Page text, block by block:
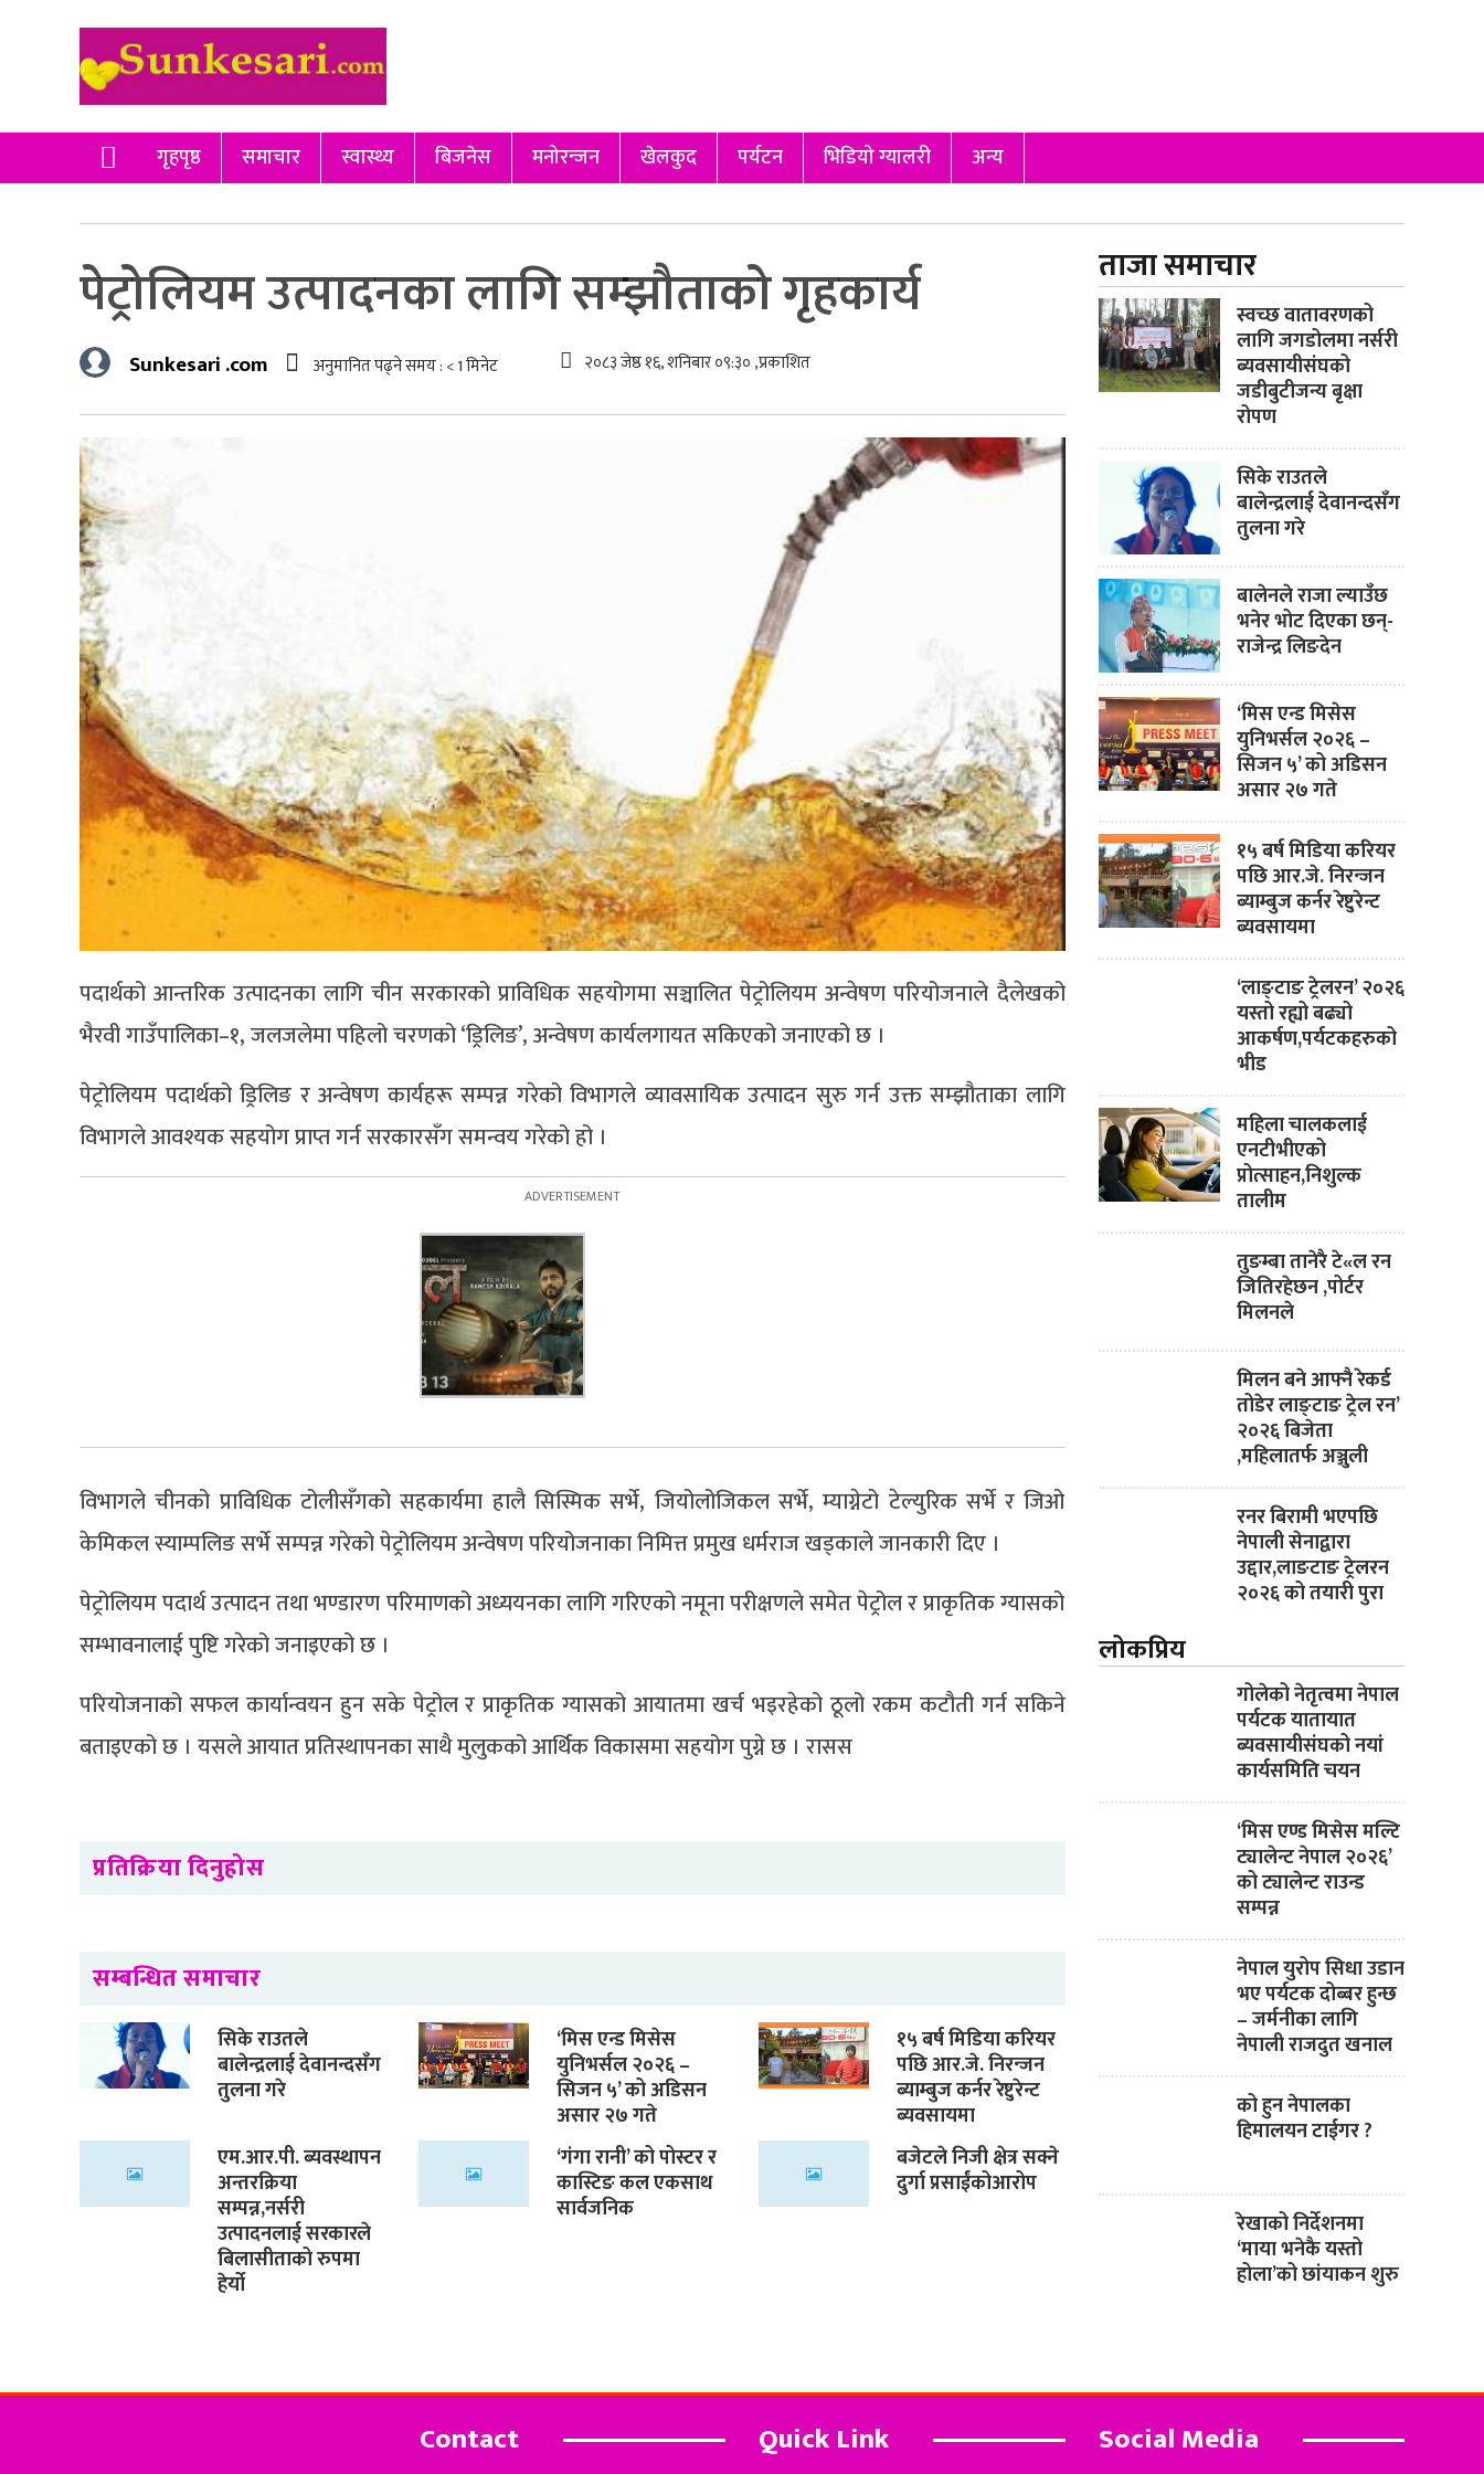
गृहपृष्ठ समाचार स्वास्थ्य बिजनेस मनोरन्जन खेलकुद पर्यटन भिडियो ग्यालरी अन्य
पेट्रोलियम उत्पादनका लागि सम्झौताको गृहकार्य
Sunkesari .com २०८३ जेष्ठ १६, शनिबार ०९:३० ,प्रकाशित
अनुमानित पढ्ने समय : < 1मिनेट
पदार्थको आन्तरिक उत्पादनका लागि चीन सरकारको प्राविधिक सहयोगमा सञ्चालित पेट्रोलियम अन्वेषण परियोजनाले दैलेखको
भैरवी गाउँपालिका–१, जलजलेमा पहिलो चरणको ‘ड्रिलिङ’, अन्वेषण कार्यलगायत सकिएको जनाएको छ ।
पेट्रोलियम पदार्थको ड्रिलिङ र अन्वेषण कार्यहरू सम्पन्न गरेको विभागले व्यावसायिक उत्पादन सुरु गर्न उक्त सम्झौताका लागि
विभागले आवश्यक सहयोग प्राप्त गर्न सरकारसँग समन्वय गरेको हो ।
विभागले चीनको प्राविधिक टोलीसँगको सहकार्यमा हालै सिस्मिक सर्भे, जियोलोजिकल सर्भे, म्याग्नेटो टेल्युरिक सर्भे र जिओ
केमिकल स्याम्पलिङ सर्भे सम्पन्न गरेको पेट्रोलियम अन्वेषण परियोजनाका निमित्त प्रमुख धर्मराज खड्काले जानकारी दिए ।
पेट्रोलियम पदार्थ उत्पादन तथा भण्डारण परिमाणको अध्ययनका लागि गरिएको नमूना परीक्षणले समेत पेट्रोल र प्राकृतिक ग्यासको
सम्भावनालाई पुष्टि गरेको जनाइएको छ ।
परियोजनाको सफल कार्यान्वयन हुन सके पेट्रोल र प्राकृतिक ग्यासको आयातमा खर्च भइरहेको ठूलो रकम कटौती गर्न सकिने
बताइएको छ । यसले आयात प्रतिस्थापनका साथै मुलुकको आर्थिक विकासमा सहयोग पुग्ने छ । रासस
प्रतिक्रिया दिनुहोस
सम्बन्धित समाचार
सिके राउतले
बालेन्द्रलाई देवानन्दसँग
तुलना गरे
‘मिस एन्ड मिसेस
युनिभर्सल २०२६ –
सिजन ५’ को अडिसन
असार २७ गते
१५ बर्ष मिडिया करियर
पछि आर.जे. निरन्जन
ब्याम्बुज कर्नर रेष्टुरेन्ट
ब्यवसायमा
एम.आर.पी. ब्यवस्थापन
अन्तरक्रिया
सम्पन्न,नर्सरी
उत्पादनलाई सरकारले
बिलासीताको रुपमा
हेर्यो
‘गंगा रानी’ को पोस्टर र
कास्टिङ कल एकसाथ
सार्वजनिक
बजेटले निजी क्षेत्र सक्ने
दुर्गा प्रसाईंकोआरोप
ताजा समाचार
स्वच्छ वातावरणको
लागि जगडोलमा नर्सरी
ब्यवसायीसंघको
जडीबुटीजन्य बृक्षा
रोपण
सिके राउतले
बालेन्द्रलाई देवानन्दसँग
तुलना गरे
बालेनले राजा ल्याउँछ
भनेर भोट दिएका छन्-
राजेन्द्र लिङदेन
‘मिस एन्ड मिसेस
युनिभर्सल २०२६ –
सिजन ५’ को अडिसन
असार २७ गते
१५ बर्ष मिडिया करियर
पछि आर.जे. निरन्जन
ब्याम्बुज कर्नर रेष्टुरेन्ट
ब्यवसायमा
‘लाङ्टाङ ट्रेलरन’ २०२६
यस्तो रह्यो बढ्यो
आकर्षण,पर्यटकहरुको
भीड
महिला चालकलाई
एनटीभीएको
प्रोत्साहन,निशुल्क
तालीम
तुङम्बा तानेरै टे«ल रन
जितिरहेछन ,पोर्टर
मिलनले
मिलन बने आफ्नै रेकर्ड
तोडेर लाङ्टाङ ट्रेल रन’
२०२६ बिजेता
,महिलातर्फ अञ्जुली
रनर बिरामी भएपछि
नेपाली सेनाद्वारा
उद्दार,लाङटाङ ट्रेलरन
२०२६ को तयारी पुरा
लोकप्रिय
गोलेको नेतृत्वमा नेपाल
पर्यटक यातायात
ब्यवसायीसंघको नयां
कार्यसमिति चयन
‘मिस एण्ड मिसेस मल्टि
ट्यालेन्ट नेपाल २०२६’
को ट्यालेन्ट राउन्ड
सम्पन्न
नेपाल युरोप सिधा उडान
भए पर्यटक दोब्बर हुन्छ
– जर्मनीका लागि
नेपाली राजदुत खनाल
को हुन नेपालका
हिमालयन टाईगर ?
रेखाको निर्देशनमा
‘माया भनेकै यस्तो
होला’को छांयाकन शुरु
Contact Quick Link Social Media